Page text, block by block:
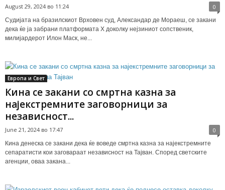
August 29, 2024 во 11:24 0
Судијата на бразилскиот Врховен суд, Александар де Мораеш, се закани
дека ќе ја забрани платформата X доколку нејзиниот сопственик,
милијардерот Илон Маск, не...
Европа и Свет
Кина се закани со смртна казна за
најекстремните заговорници за
независност...
June 21, 2024 во 17:47 0
Кина денеска се закани дека ќе воведе смртна казна за најекстремните
сепаратисти кои заговараат независност на Тајван. Според светските
агенции, оваа закана...